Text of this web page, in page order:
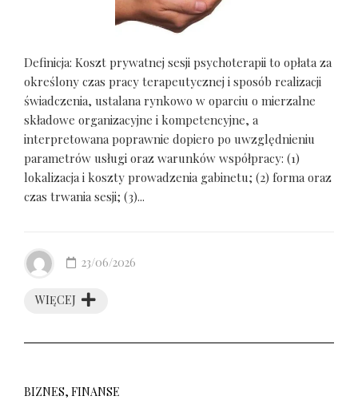
Definicja: Koszt prywatnej sesji psychoterapii to opłata za
określony czas pracy terapeutycznej i sposób realizacji
świadczenia, ustalana rynkowo w oparciu o mierzalne
składowe organizacyjne i kompetencyjne, a
interpretowana poprawnie dopiero po uwzględnieniu
parametrów usługi oraz warunków współpracy: (1)
lokalizacja i koszty prowadzenia gabinetu; (2) forma oraz
czas trwania sesji; (3)...
WIĘCEJ
23/06/2026
BIZNES, FINANSE